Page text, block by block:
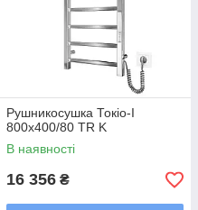
Рушникосушка Токіо-І
800х400/80 TR K
В наявності
16 356 ₴